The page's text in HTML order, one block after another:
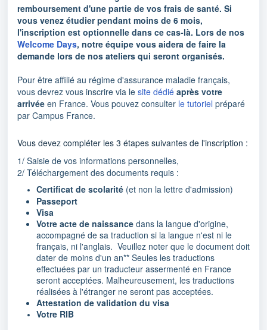
remboursement d'une partie de vos frais de santé. Si
vous venez étudier pendant moins de 6 mois,
l'inscription est optionnelle dans ce cas-là. Lors de nos
Welcome Days, notre équipe vous aidera de faire la
demande lors de nos ateliers qui seront organisés.
Pour être affilié au régime d'assurance maladie français,
vous devrez vous inscrire via le site dédié après votre
arrivée en France. Vous pouvez consulter le tutoriel préparé
par Campus France.
Vous devez compléter les 3 étapes suivantes de l'inscription :
1/ Saisie de vos informations personnelles,
2/ Téléchargement des documents requis :
Certificat de scolarité (et non la lettre d'admission)
Passeport
Visa
Votre acte de naissance dans la langue d'origine,
accompagné de sa traduction si la langue n'est ni le
français, ni l'anglais. Veuillez noter que le document doit
dater de moins d'un an** Seules les traductions
effectuées par un traducteur assermenté en France
seront acceptées. Malheureusement, les traductions
réalisées à l'étranger ne seront pas acceptées.
Attestation de validation du visa
Votre RIB